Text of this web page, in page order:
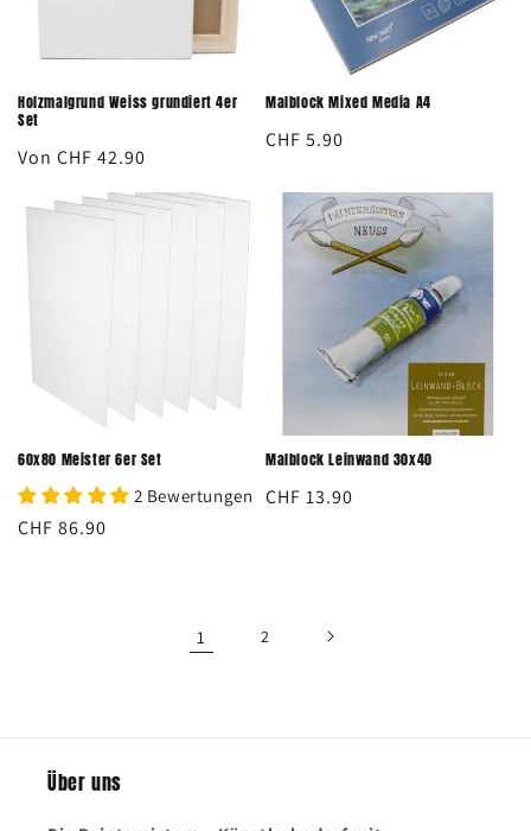
Holzmalgrund Weiss grundiert 4er
Set
Normaler
Von CHF 42.90
Malblock Mixed Media A4
Normaler
CHF 5.90
60x80 Meister 6er Set
2 Bewertungen
Normaler
CHF 86.90
Malblock Leinwand 30x40
Normaler
CHF 13.90
1 2
Über uns